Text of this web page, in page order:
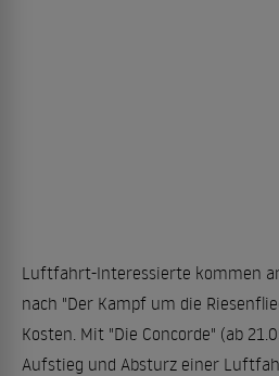
Luftfahrt-Interessierte kommen
nach "Der Kampf um die
Kosten. Mit "Die Concorde" (ab
Aufstieg und Absturz einer